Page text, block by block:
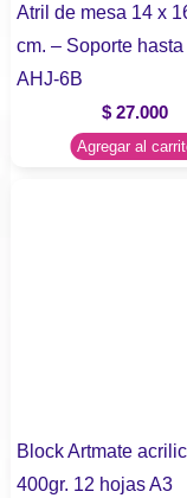
Atril de mesa 14 x
cm. – Soporte hasta
AHJ-6B
$ 27.000
Agregar al
Block Artmate
400gr. 12 hojas A3